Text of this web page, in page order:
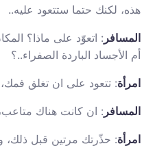
هذه، لكنك حتما ستتعود عليه..
المسافر : اتعوّد على ماذا؟
أم الأجساد الباردة الصفراء..؟
امرأة: تتعود على ان تغلق فمك،
المسافر : ان كانت هناك
امرأة: حذّرتك مرتين قبل ذلك،